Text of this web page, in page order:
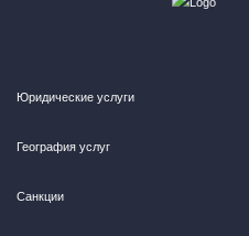
Юридические услуги
География услуг
Санкции